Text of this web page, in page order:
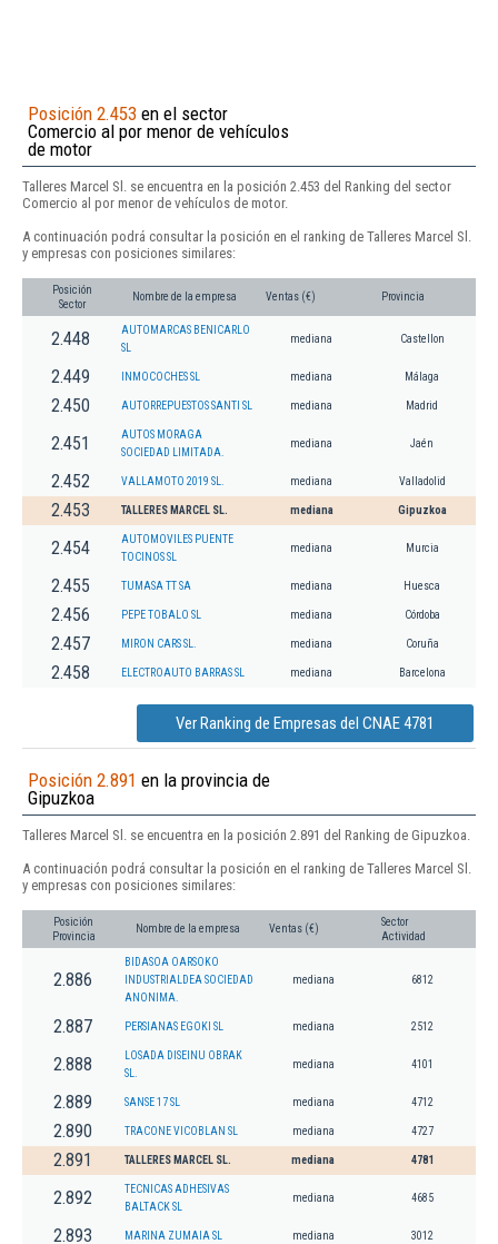
Posición 2.453 en el sector
Comercio al por menor de vehículos
de motor
Talleres Marcel Sl. se encuentra en la posición 2.453 del Ranking del sector
Comercio al por menor de vehículos de motor.
A continuación podrá consultar la posición en el ranking de Talleres Marcel Sl.
y empresas con posiciones similares:
Posición
Sector
Nombre de la empresa Ventas (€) Provincia
2.448
AUTOMARCAS BENICARLO
SL
mediana Castellon
2.449 INMOCOCHES SL mediana Málaga
2.450 AUTORREPUESTOS SANTI SL mediana Madrid
2.451
AUTOS MORAGA
SOCIEDAD LIMITADA.
mediana Jaén
2.452 VALLAMOTO 2019 SL. mediana Valladolid
2.453 TALLERES MARCEL SL. mediana Gipuzkoa
2.454
AUTOMOVILES PUENTE
TOCINOS SL
mediana Murcia
2.455 TUMASA TT SA mediana Huesca
2.456 PEPE TOBALO SL mediana Córdoba
2.457 MIRON CARS SL. mediana Coruña
2.458 ELECTROAUTO BARRAS SL mediana Barcelona
Ver Ranking de Empresas del CNAE 4781
Posición 2.891 en la provincia de
Gipuzkoa
Talleres Marcel Sl. se encuentra en la posición 2.891 del Ranking de Gipuzkoa.
A continuación podrá consultar la posición en el ranking de Talleres Marcel Sl.
y empresas con posiciones similares:
Posición
Provincia
Nombre de la empresa Ventas (€)
Sector
Actividad
2.886
BIDASOA OARSOKO
INDUSTRIALDEA SOCIEDAD
ANONIMA.
mediana 6812
2.887 PERSIANAS EGOKI SL mediana 2512
2.888
LOSADA DISEINU OBRAK
SL.
mediana 4101
2.889 SANSE 17 SL mediana 4712
2.890 TRACONE VICOBLAN SL mediana 4727
2.891 TALLERES MARCEL SL. mediana 4781
2.892
TECNICAS ADHESIVAS
BALTACK SL
mediana 4685
2.893 MARINA ZUMAIA SL mediana 3012